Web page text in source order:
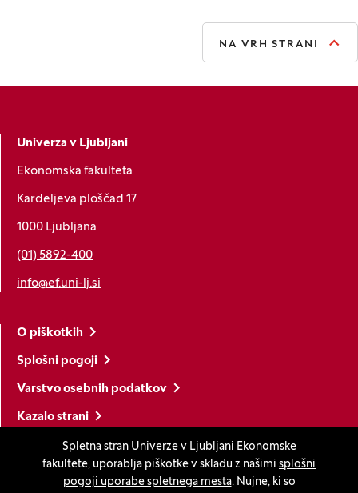
Spletna stran Univerze v Ljubljani Ekonomske
fakultete, uporablja piškotke v skladu z našimi splošni
pogoji uporabe spletnega mesta. Nujne, ki so
NA VRH STRANI
Univerza v Ljubljani
Ekonomska fakulteta
Kardeljeva ploščad 17
1000 Ljubljana
(01) 5892-400
info@ef.uni-lj.si
O piškotkih
Splošni pogoji
Varstvo osebnih podatkov
Kazalo strani
Izjava o dostopnosti
Nastavitve piškotkov